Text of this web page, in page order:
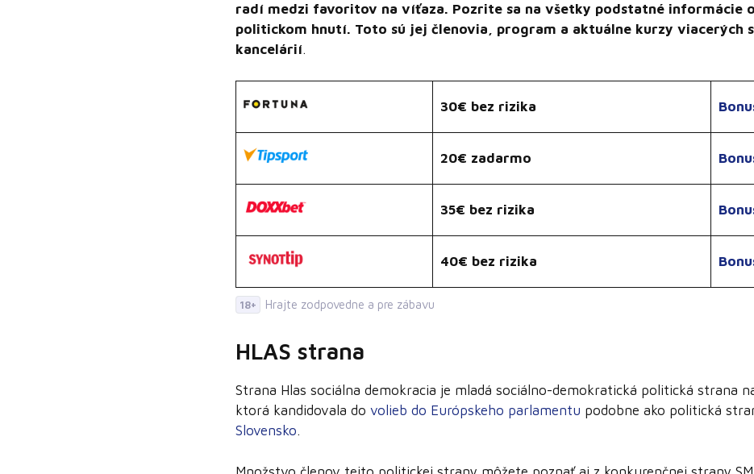
radí medzi favoritov na víťaza. Pozrite sa na všetky podstatné informácie
politickom hnutí. Toto sú jej členovia, program a aktuálne kurzy viacerých
kancelárií.
30€ bez rizika
20€ zadarmo
35€ bez rizika
40€ bez rizika
18+ Hrajte zodpovedne a pre zábavu
HLAS strana
Strana Hlas sociálna demokracia je mladá sociálno-demokratická politická strana
ktorá kandidovala do volieb do Európskeho parlamentu podobne ako politická
Slovensko.